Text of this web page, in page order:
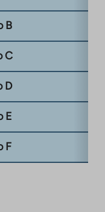
B
C
D
E
F